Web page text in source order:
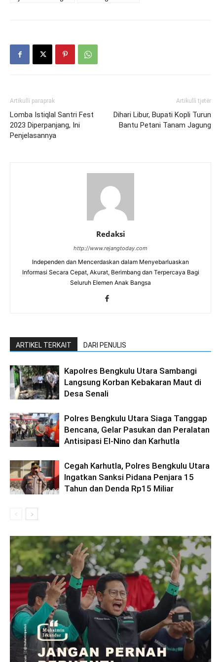
Artikulli paraprak
Lomba Istiqlal Santri Fest
2023 Diperpanjang, Ini
Penjelasannya
Artikulli tjetër
Dihari Libur, Bupati Kopli Turun
Bantu Petani Tanam Jagung
Redaksi
http://www.rejangtoday.com
Independen dan Mencerdaskan dalam Menyebarluaskan
Informasi Secara Cepat, Akurat, Berimbang dan Terpercaya Bagi
Seluruh Elemen Anak Bangsa
ARTIKEL TERKAIT DARI PENULIS
Kapolres Bengkulu Utara Sambangi
Langsung Korban Kebakaran Maut di
Desa Senali
Polres Bengkulu Utara Siaga Tanggap
Bencana, Gelar Pasukan dan Peralatan
Antisipasi El-Nino dan Karhutla
Cegah Karhutla, Polres Bengkulu Utara
Ingatkan Sanksi Pidana Penjara 15
Tahun dan Denda Rp15 Miliar